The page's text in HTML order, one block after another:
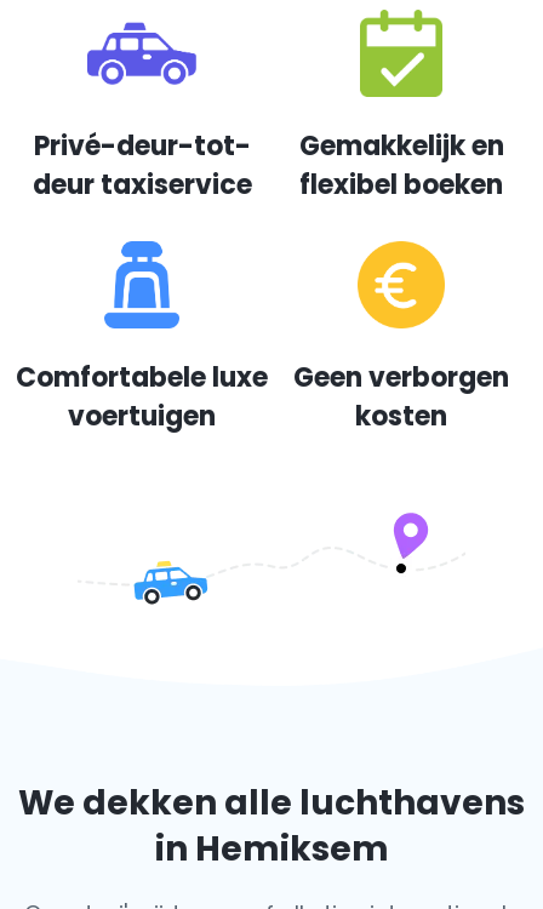
Privé-deur-tot-
deur taxiservice
Gemakkelijk en
flexibel boeken
Comfortabele luxe
voertuigen
Geen verborgen
kosten
We dekken alle luchthavens
in Hemiksem